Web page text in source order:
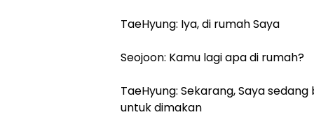
TaeHyung: Iya, di rumah Saya
Seojoon: Kamu lagi apa di rumah?
TaeHyung: Sekarang, Saya
untuk dimakan